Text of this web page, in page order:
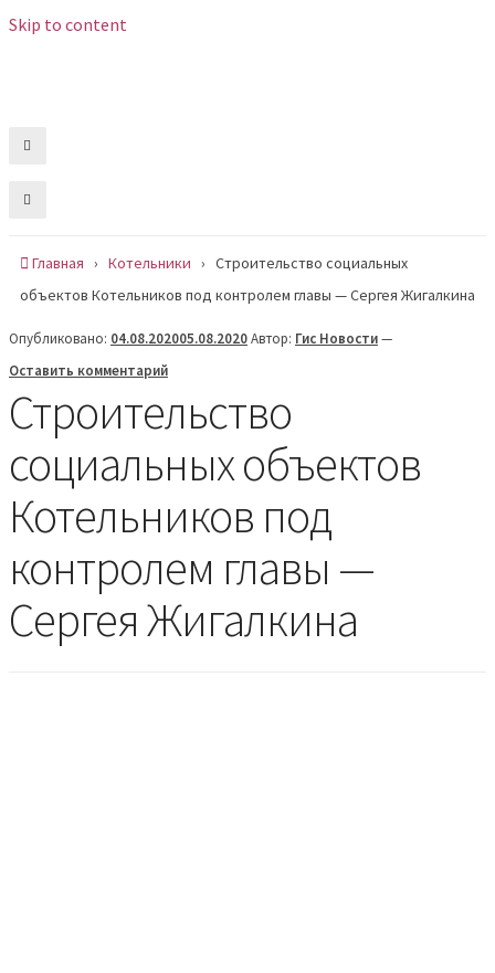
Skip to content
Главная › Котельники › Строительство социальных
объектов Котельников под контролем главы — Сергея Жигалкина
Опубликовано: 04.08.202005.08.2020Автор: Гис Новости—
Оставить комментарий
Строительство
социальных объектов
Котельников под
контролем главы —
Сергея Жигалкина